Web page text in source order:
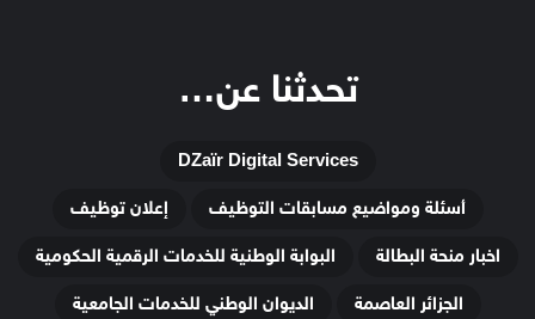
تحدثنا عن…
DZaïr Digital Services
أسئلة ومواضيع مسابقات التوظيف
إعلان توظيف
اخبار منحة البطالة
البوابة الوطنية للخدمات الرقمية الحكومية
الجزائر العاصمة
الديوان الوطني للخدمات الجامعية